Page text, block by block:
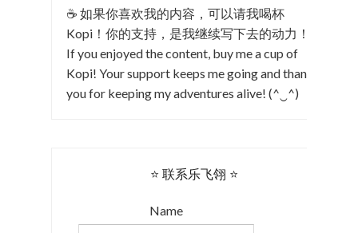
☕ 如果你喜欢我的内容，可以请我喝杯
Kopi！你的支持，是我继续写下去的动力！
If you enjoyed the content, buy me a cup of
Kopi! Your support keeps me going and thank
you for keeping my adventures alive! (^‿^)
⭐ 联系乐飞翎 ⭐
Name